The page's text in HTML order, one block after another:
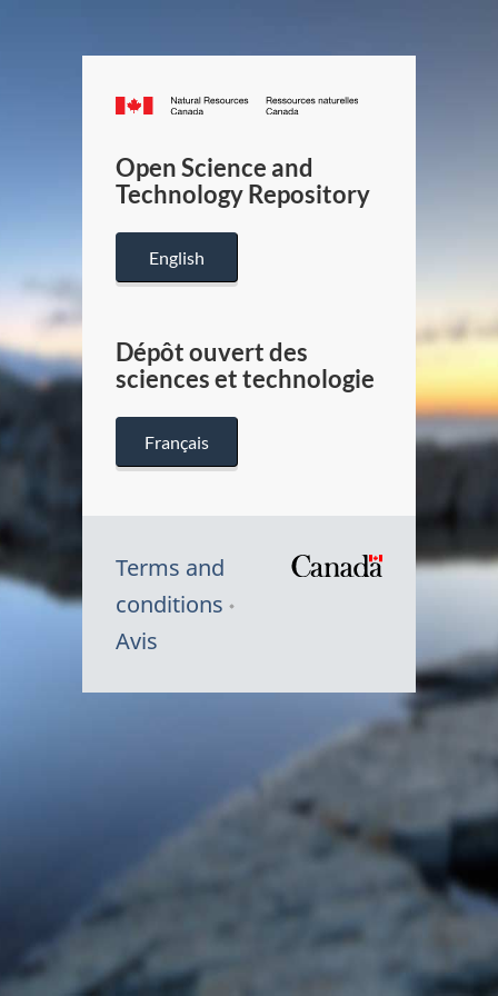
Canada.ca
/
Canada
Open Science and
Technology Repository
English
Dépôt ouvert des
sciences et technologie
Français
Terms and
conditions
Avis
du